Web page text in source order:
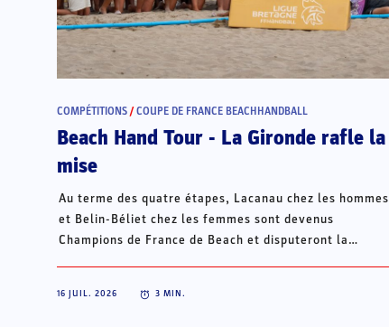
COMPÉTITIONS /COUPE DE FRANCE BEACHHANDBALL
Beach Hand Tour - La Gironde rafle la
mise
Au terme des quatre étapes, Lacanau chez les hommes
et Belin-Béliet chez les femmes sont devenus
Champions de France de Beach et disputeront la
16 JUIL. 2026 3 MIN.